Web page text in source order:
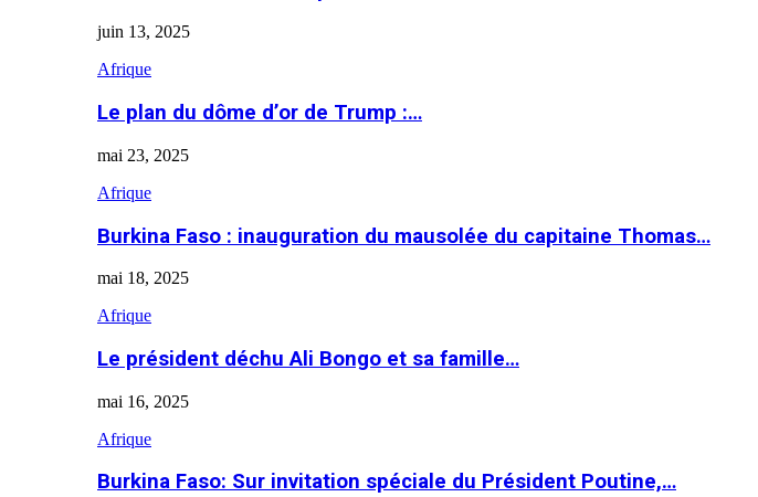
juin 13, 2025
Afrique
Le plan du dôme d’or de Trump :…
mai 23, 2025
Afrique
Burkina Faso : inauguration du mausolée du capitaine Thomas…
mai 18, 2025
Afrique
Le président déchu Ali Bongo et sa famille…
mai 16, 2025
Afrique
Burkina Faso: Sur invitation spéciale du Président Poutine,…